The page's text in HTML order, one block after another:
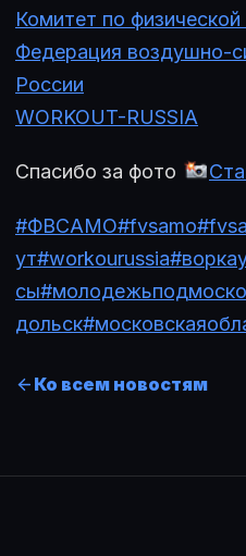
Комитет по
Федерация воздушно-
России
WORKOUT-RUSSIA
Спасибо за фото
#ФВСАМО#fvsamo
ут#workourussia
сы
дольск
Ко всем новостям